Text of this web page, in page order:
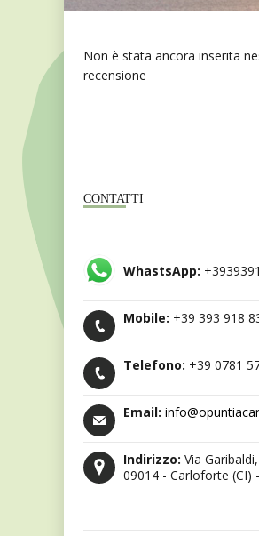
Non è stata ancora inserita
recensione
CONTATTI
WhastsApp:
Mobile: +39 393 918
Telefono: +39 0781
Email:
Indirizzo: Via
09014 - Carloforte (CI)